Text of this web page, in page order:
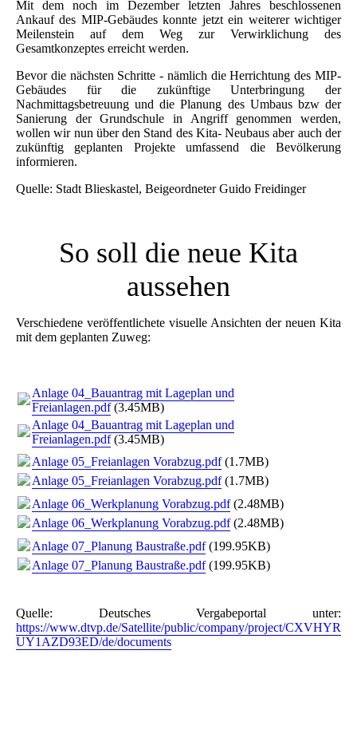
Mit dem noch im Dezember letzten Jahres beschlossenen
Ankauf des MIP-Gebäudes konnte jetzt ein weiterer wichtiger
Meilenstein auf dem Weg zur Verwirklichung des
Gesamtkonzeptes erreicht werden.
Bevor die nächsten Schritte - nämlich die Herrichtung des MIP-
Gebäudes für die zukünftige Unterbringung der
Nachmittagsbetreuung und die Planung des Umbaus bzw der
Sanierung der Grundschule in Angriff genommen werden,
wollen wir nun über den Stand des Kita- Neubaus aber auch der
zukünftig geplanten Projekte umfassend die Bevölkerung
informieren.
Quelle: Stadt Blieskastel, Beigeordneter Guido Freidinger
So soll die neue Kita
aussehen
Verschiedene veröffentlichete visuelle Ansichten der neuen Kita
mit dem geplanten Zuweg:
Anlage 04_Bauantrag mit Lageplan und
Freianlagen.pdf(3.45MB)
Anlage 04_Bauantrag mit Lageplan und
Freianlagen.pdf(3.45MB)
Anlage 05_Freianlagen Vorabzug.pdf(1.7MB)
Anlage 05_Freianlagen Vorabzug.pdf(1.7MB)
Anlage 06_Werkplanung Vorabzug.pdf(2.48MB)
Anlage 06_Werkplanung Vorabzug.pdf(2.48MB)
Anlage 07_Planung Baustraße.pdf(199.95KB)
Anlage 07_Planung Baustraße.pdf(199.95KB)
Quelle: Deutsches Vergabeportal unter:
https://www.dtvp.de/Satellite/public/company/project/CXVHYR
UY1AZD93ED/de/documents